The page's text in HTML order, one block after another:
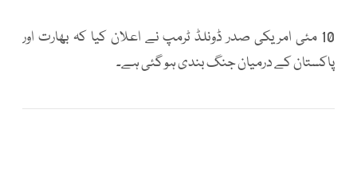
10 مئی امریکی صدر ڈونلڈ ٹرمپ نے اعلان کیا کہ بھارت اور
پاکستان کے درمیان جنگ بندی ہو گئی ہے۔